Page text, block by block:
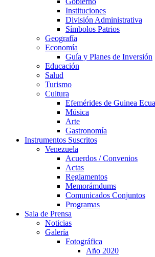
Instituciones
División Administrativa
Símbolos Patrios
Geografía
Economía
Guía y Planes de Inversión
Educación
Salud
Turismo
Cultura
Efemérides de Guinea
Música
Arte
Gastronomía
Instrumentos Suscritos
Venezuela
Acuerdos / Convenios
Actas
Reglamentos
Memorámdums
Comunicados Conjuntos
Programas
Sala de Prensa
Noticias
Galería
Fotográfica
Año 2020